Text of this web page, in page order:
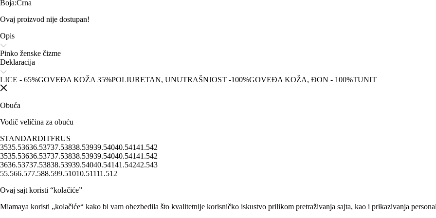
Boja:Crna
Ovaj proizvod nije dostupan!
Opis
Pinko ženske čizme
Deklaracija
LICE - 65%GOVEĐA KOŽA 35%POLIURETAN, UNUTRAŠNJOST -100%GOVEĐA KOŽA, ĐON - 100%TUNIT
Obuća
Vodič veličina za obuću
STANDARDITFRUS
3535.53636.53737.53838.53939.54040.54141.542
3535.53636.53737.53838.53939.54040.54141.542
3636.53737.53838.53939.54040.54141.54242.543
55.566.577.588.599.51010.51111.512
Ovaj sajt koristi “kolačiće”
Miamaya koristi „kolačiće“ kako bi vam obezbedila što kvalitetnije korisničko iskustvo prilikom pretraživanja sajta, kao i prikazivanja